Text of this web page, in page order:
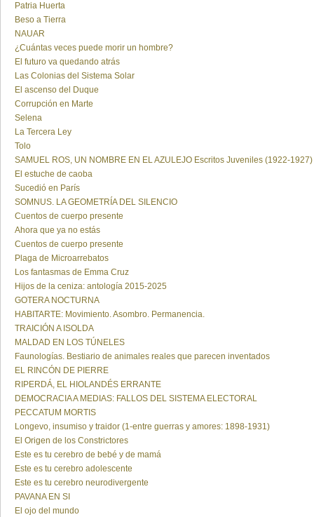
Patria Huerta
Beso a Tierra
NAUAR
¿Cuántas veces puede morir un hombre?
El futuro va quedando atrás
Las Colonias del Sistema Solar
El ascenso del Duque
Corrupción en Marte
Selena
La Tercera Ley
Tolo
SAMUEL ROS, UN NOMBRE EN EL AZULEJO Escritos Juveniles (1922-1927)
El estuche de caoba
Sucedió en París
SOMNUS. LA GEOMETRÍA DEL SILENCIO
Cuentos de cuerpo presente
Ahora que ya no estás
Cuentos de cuerpo presente
Plaga de Microarrebatos
Los fantasmas de Emma Cruz
Hijos de la ceniza: antología 2015-2025
GOTERA NOCTURNA
HABITARTE: Movimiento. Asombro. Permanencia.
TRAICIÓN A ISOLDA
MALDAD EN LOS TÚNELES
Faunologías. Bestiario de animales reales que parecen inventados
EL RINCÓN DE PIERRE
RIPERDÁ, EL HIOLANDÉS ERRANTE
DEMOCRACIA A MEDIAS: FALLOS DEL SISTEMA ELECTORAL
PECCATUM MORTIS
Longevo, insumiso y traidor (1-entre guerras y amores: 1898-1931)
El Origen de los Constrictores
Este es tu cerebro de bebé y de mamá
Este es tu cerebro adolescente
Este es tu cerebro neurodivergente
PAVANA EN SI
El ojo del mundo